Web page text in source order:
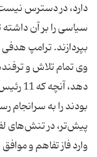
دارد، در دسترس نیست
سیاسی را بر آن
بپردازند. ترامپ هدفی
وی تمام تلاش و
دهد،
بودند را به سرانجام
پیش‌تر، در تنش‌های
وارد فاز تفاهم و